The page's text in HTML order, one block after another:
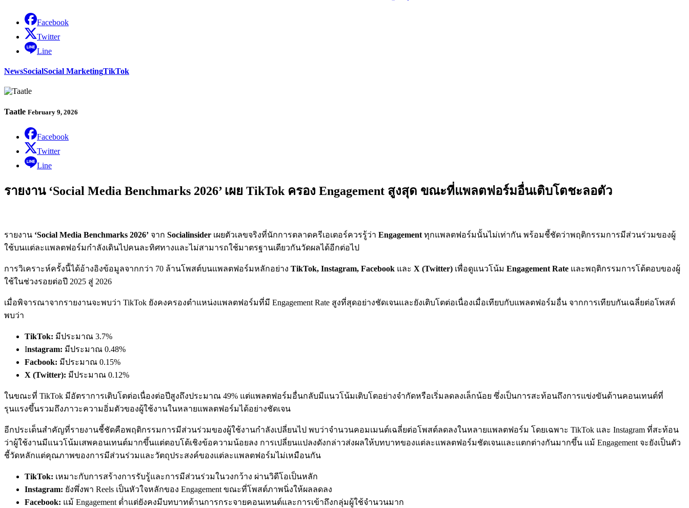
Facebook
Twitter
Line
NewsSocialSocial MarketingTikTok
Taatle February 9, 2026
Facebook
Twitter
Line
รายงาน ‘Social Media Benchmarks 2026’ เผย TikTok ครอง Engagement สูงสุด ขณะที่แพลตฟอร์มอื่นเติบโตชะลอตัว
รายงาน ‘Social Media Benchmarks 2026’ จาก Socialinsider เผยตัวเลขจริงที่นักการตลาดครีเอเตอร์ควรรู้ว่า Engagement ทุกแพลตฟอร์มนั้นไม่เท่ากัน พร้อมชี้ชัดว่าพฤติกรรมการมีส่วนร่วมของผู้
ใช้บนแต่ละแพลตฟอร์มกำลังเดินไปคนละทิศทางและไม่สามารถใช้มาตรฐานเดียวกันวัดผลได้อีกต่อไป
การวิเคราะห์ครั้งนี้ได้อ้างอิงข้อมูลจากกว่า 70 ล้านโพสต์บนแพลตฟอร์มหลักอย่าง TikTok, Instagram, Facebook และ X (Twitter) เพื่อดูแนวโน้ม Engagement Rate และพฤติกรรมการโต้ตอบของผู้
ใช้ในช่วงรอยต่อปี 2025 สู่ 2026
เมื่อพิจารณาจากรายงานจะพบว่า TikTok ยังคงครองตำแหน่งแพลตฟอร์มที่มี Engagement Rate สูงที่สุดอย่างชัดเจนและยังเติบโตต่อเนื่องเมื่อเทียบกับแพลตฟอร์มอื่น จากการเทียบกันเฉลี่ยต่อโพสต์
พบว่า
TikTok: มีประมาณ 3.7%
Instagram: มีประมาณ 0.48%
Facbook: มีประมาณ 0.15%
X (Twitter): มีประมาณ 0.12%
ในขณะที่ TikTok มีอัตราการเติบโตต่อเนื่องต่อปีสูงถึงประมาณ 49% แต่แพลตฟอร์มอื่นกลับมีแนวโน้มเติบโตอย่างจำกัดหรือเริ่มลดลงเล็กน้อย ซึ่งเป็นการสะท้อนถึงการแข่งขันด้านคอนเทนต์ที่
รุนแรงขึ้นรวมถึงภาวะความอิ่มตัวของผู้ใช้งานในหลายแพลตฟอร์มได้อย่างชัดเจน
อีกประเด็นสำคัญที่รายงานชี้ชัดคือพฤติกรรมการมีส่วนร่วมของผู้ใช้งานกำลังเปลี่ยนไป พบว่าจำนวนคอมเมนต์เฉลี่ยต่อโพสต์ลดลงในหลายแพลตฟอร์ม โดยเฉพาะ TikTok และ Instagram ที่สะท้อน
ว่าผู้ใช้งานมีแนวโน้มเสพคอนเทนต์มากขึ้นแต่ตอบโต้เชิงข้อความน้อยลง การเปลี่ยนแปลงดังกล่าวส่งผลให้บทบาทของแต่ละแพลตฟอร์มชัดเจนและแตกต่างกันมากขึ้น แม้ Engagement จะยังเป็นตัว
ชี้วัดหลักแต่คุณภาพของการมีส่วนร่วมและวัตถุประสงค์ของแต่ละแพลตฟอร์มไม่เหมือนกัน
TikTok: เหมาะกับการสร้างการรับรู้และการมีส่วนร่วมในวงกว้าง ผ่านวิดีโอเป็นหลัก
Instagram: ยังพึ่งพา Reels เป็นหัวใจหลักของ Engagement ขณะที่โพสต์ภาพนิ่งให้ผลลดลง
Facebook: แม้ Engagement ต่ำแต่ยังคงมีบทบาทด้านการกระจายคอนเทนต์และการเข้าถึงกลุ่มผู้ใช้จำนวนมาก